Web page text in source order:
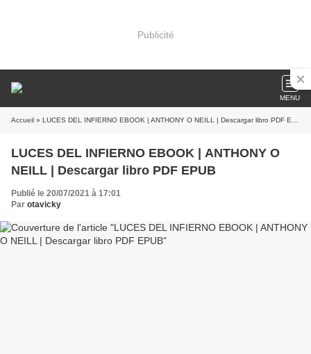
Publicité
MENU
Accueil » LUCES DEL INFIERNO EBOOK | ANTHONY O NEILL | Descargar libro PDF EPUB
LUCES DEL INFIERNO EBOOK | ANTHONY O
NEILL | Descargar libro PDF EPUB
Publié le 20/07/2021 à 17:01
Par otavicky